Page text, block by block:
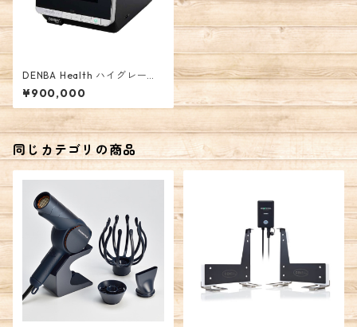
DENBA Health ハイグレード
タイプ
¥900,000
同じカテゴリの商品